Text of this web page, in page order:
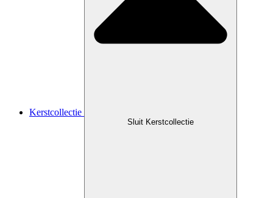
Kerstcollectie
Sluit Kerstcollectie